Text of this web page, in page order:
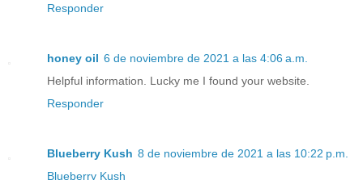
Responder
honey oil 6 de noviembre de 2021 a las 4:06 a.m.
Helpful information. Lucky me I found your website.
Responder
Blueberry Kush 8 de noviembre de 2021 a las 10:22 p.m.
Blueberry Kush